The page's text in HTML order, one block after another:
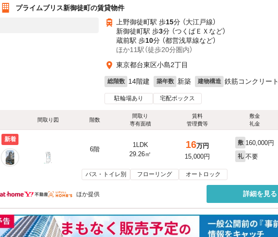
プライムブリス新御徒町の賃貸物件
上野御徒町駅 歩15分 （大江戸線）
新御徒町駅 歩3分 （つくばＥＸ など）
蔵前駅 歩10分 （都営浅草線など）
ほか11駅（徒歩20分圏内）
東京都台東区小島2丁目
総階数 14階建 築年数 新築 建物構造 鉄筋コンクリート
駐輪場あり 宅配ボックス
間取り図 階数
間取り
専有面積
賃料
管理費等
敷金
礼金
新着
6階
1LDK
29.26㎡
16万円
15,000円
敷 160,000円
礼 不要
バス・トイレ別 フローリング オートロック
ほか提供 詳細を見る